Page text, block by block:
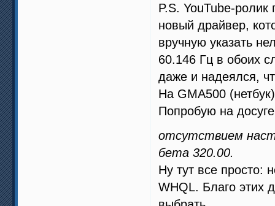
P.S. YouTube-
новый драйвер,
вручную указать
60.146 Гц в обоих
даже и надеялся,
На GMA500
Попробую на
отсутствием
бета 320.00.
Ну тут все просто:
WHQL. Благо этих